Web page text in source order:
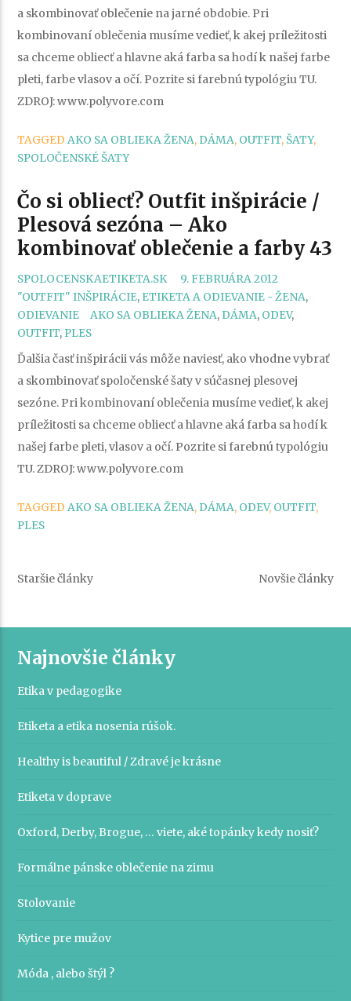
a skombinovať oblečenie na jarné obdobie. Pri
kombinovaní oblečenia musíme vedieť, k akej príležitosti
sa chceme obliecť a hlavne aká farba sa hodí k našej farbe
pleti, farbe vlasov a očí. Pozrite si farebnú typológiu TU.
ZDROJ: www.polyvore.com
TAGGEDAKO SA OBLIEKA ŽENA, DÁMA, OUTFIT, ŠATY,
SPOLOČENSKÉ ŠATY
Čo si obliecť? Outfit inšpirácie /
Plesová sezóna – Ako
kombinovať oblečenie a farby 43
SPOLOCENSKAETIKETA.SK
9. FEBRUÁRA 2012
CATEGORIES
"OUTFIT" INŠPIRÁCIE, ETIKETA A ODIEVANIE - ŽENA,
ODIEVANIE
TAGS
AKO SA OBLIEKA ŽENA, DÁMA, ODEV,
OUTFIT, PLES
Ďalšia časť inšpirácii vás môže naviesť, ako vhodne vybrať
a skombinovať spoločenské šaty v súčasnej plesovej
sezóne. Pri kombinovaní oblečenia musíme vedieť, k akej
príležitosti sa chceme obliecť a hlavne aká farba sa hodí k
našej farbe pleti, vlasov a očí. Pozrite si farebnú typológiu
TU. ZDROJ: www.polyvore.com
TAGGEDAKO SA OBLIEKA ŽENA, DÁMA, ODEV, OUTFIT,
PLES
Navigácia
v
článkoch
Staršie články Novšie články
Najnovšie články
Etika v pedagogike
Etiketa a etika nosenia rúšok.
Healthy is beautiful / Zdravé je krásne
Etiketa v doprave
Oxford, Derby, Brogue, … viete, aké topánky kedy nosiť?
Formálne pánske oblečenie na zimu
Stolovanie
Kytice pre mužov
Móda , alebo štýl ?